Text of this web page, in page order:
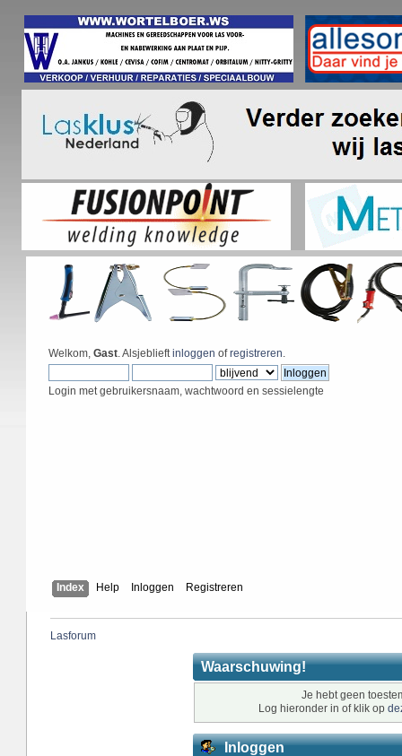
Welkom, Gast. Alsjeblieftinloggen ofregistreren.
Login met gebruikersnaam, wachtwoord en sessielengte
Index Help Inloggen Registreren
Lasforum
Waarschuwing!
Je hebt geen
Log hieronder in of klik op
Inloggen